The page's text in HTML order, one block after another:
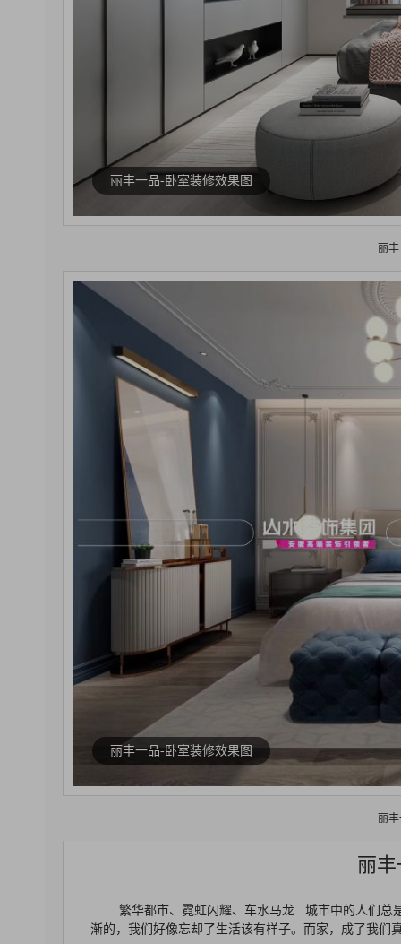
丽丰一品-卧室装修效果图
丽
丽丰一品-卧室装修效果图
丽
丽
繁华都市、霓虹闪耀、车水马龙...城市中的人们
渐的，我们好像忘却了生活该有样子。而家，成了我们